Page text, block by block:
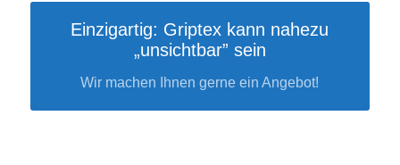
Einzigartig: Griptex kann nahezu
„unsichtbar” sein
Wir machen Ihnen gerne ein Angebot!